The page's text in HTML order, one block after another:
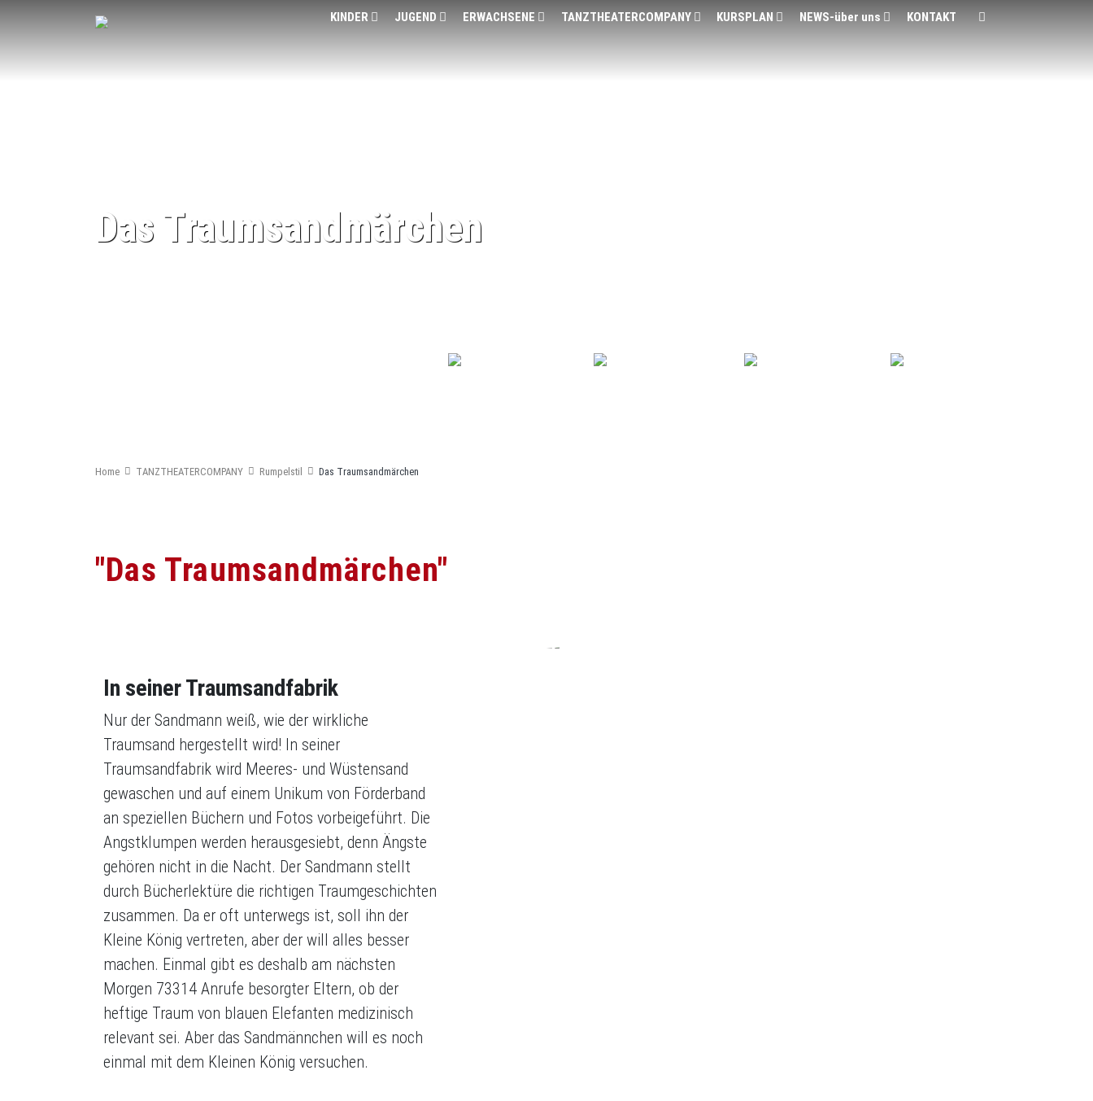
KINDER JUGEND ERWACHSENE TANZTHEATERCOMPANY KURSPLAN NEWS-über uns KONTAKT
Das Traumsandmärchen
Home TANZTHEATERCOMPANY Rumpelstil Das Traumsandmärchen
"Das Traumsandmärchen"
In seiner Traumsandfabrik
Nur der Sandmann weiß, wie der wirkliche
Traumsand hergestellt wird! In seiner
Traumsandfabrik wird Meeres- und Wüstensand
gewaschen und auf einem Unikum von Förderband
an speziellen Büchern und Fotos vorbeigeführt. Die
Angstklumpen werden herausgesiebt, denn Ängste
gehören nicht in die Nacht. Der Sandmann stellt
durch Bücherlektüre die richtigen Traumgeschichten
zusammen. Da er oft unterwegs ist, soll ihn der
Kleine König vertreten, aber der will alles besser
machen. Einmal gibt es deshalb am nächsten
Morgen 73314 Anrufe besorgter Eltern, ob der
heftige Traum von blauen Elefanten medizinisch
relevant sei. Aber das Sandmännchen will es noch
einmal mit dem Kleinen König versuchen.